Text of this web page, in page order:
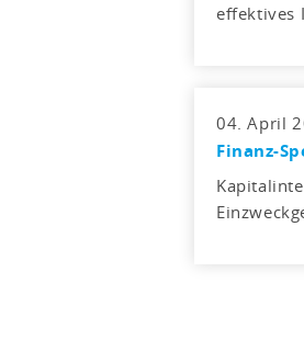
effektives
04. April
Finanz-